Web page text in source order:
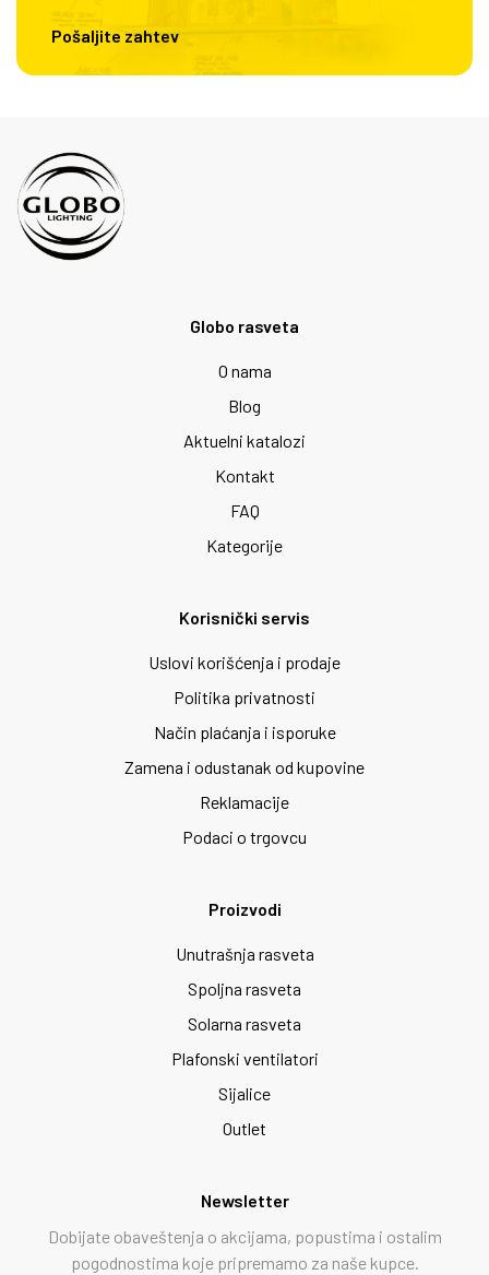
Pošaljite zahtev
Globo rasveta
O nama
Blog
Aktuelni katalozi
Kontakt
FAQ
Kategorije
Korisnički servis
Uslovi korišćenja i prodaje
Politika privatnosti
Način plaćanja i isporuke
Zamena i odustanak od kupovine
Reklamacije
Podaci o trgovcu
Proizvodi
Unutrašnja rasveta
Spoljna rasveta
Solarna rasveta
Plafonski ventilatori
Sijalice
Outlet
Newsletter
Dobijate obaveštenja o akcijama, popustima i ostalim
pogodnostima koje pripremamo za naše kupce.